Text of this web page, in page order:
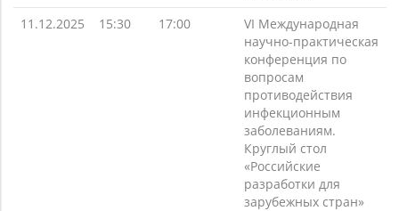
11.12.2025
15:30 17:00
VI Международная
научно-практическая
конференция по
вопросам
противодействия
инфекционным
заболеваниям.
Круглый стол
«Российские
разработки для
зарубежных стран»